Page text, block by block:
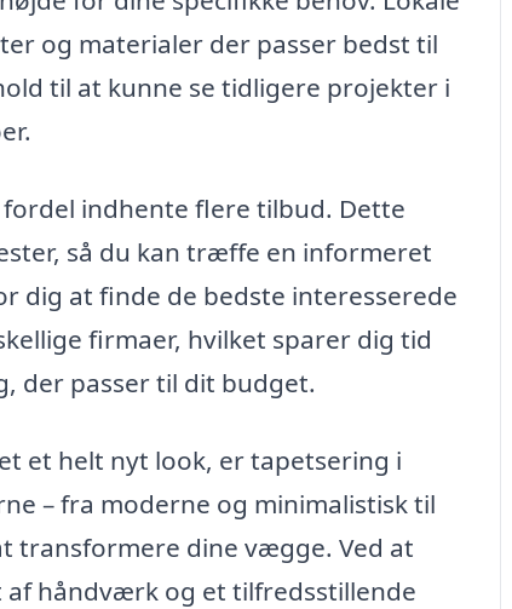
og materialer der passer bedst til
til at kunne se tidligere projekter i
indhente flere tilbud. Dette
så du kan træffe en informeret
dig at finde de bedste interesserede
firmaer, hvilket sparer dig tid
der passer til dit budget.
et helt nyt look, er tapetsering i
– fra moderne og minimalistisk til
transformere dine vægge. Ved at
af håndværk og et tilfredsstillende